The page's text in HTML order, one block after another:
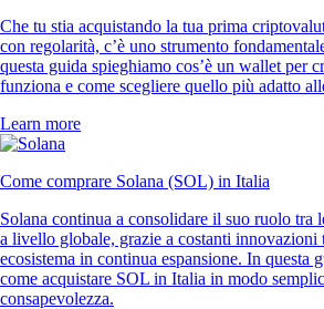
Che tu stia acquistando la tua prima
con regolarità, c’è uno strumento
questa guida spieghiamo cos’è un wallet per
funziona e come scegliere quello più adatto
Learn more
Come comprare Solana (SOL) in Italia
Solana continua a consolidare il suo ruolo tra
a livello globale, grazie a costanti innovazioni
ecosistema in continua espansione. In questa
come acquistare SOL in Italia in modo
consapevolezza.